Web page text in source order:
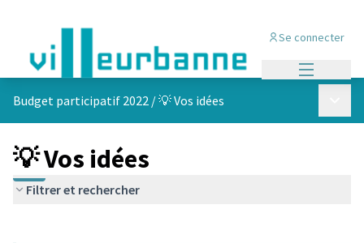
Se connecter
Budget participatif 2022 /💡 Vos idées
💡 Vos idées
Filtrer et rechercher